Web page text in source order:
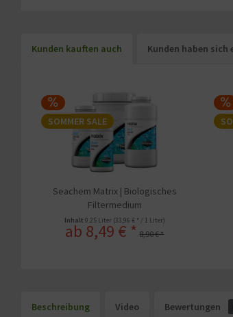
Kunden kauften auch Kunden haben sich
SOMMER SALE
Seachem Matrix | Biologisches
Filtermedium
Inhalt 0.25 Liter (33,96 € * / 1 Liter)
ab 8,49 € * 8,90 € *
Beschreibung Video Bewertungen